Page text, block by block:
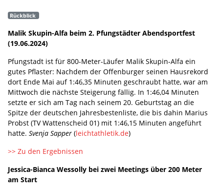
Rückblick
Malik Skupin-Alfa beim 2. Pfungstädter Abendsportfest
(19.06.2024)
Pfungstadt ist für 800-Meter-Läufer Malik Skupin-Alfa ein
gutes Pflaster: Nachdem der Offenburger seinen Hausrekord
dort Ende Mai auf 1:46,35 Minuten geschraubt hatte, war am
Mittwoch die nächste Steigerung fällig. In 1:46,04 Minuten
setzte er sich am Tag nach seinem 20. Geburtstag an die
Spitze der deutschen Jahresbestenliste, die bis dahin Marius
Probst (TV Wattenscheid 01) mit 1:46,15 Minuten angeführt
hatte. Svenja Sapper (leichtathletik.de)
>> Zu den Ergebnissen
Jessica-Bianca Wessolly bei zwei Meetings über 200 Meter
am Start